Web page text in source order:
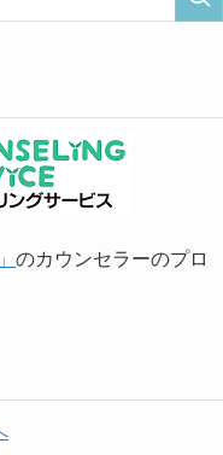
のカウンセラーのプロ